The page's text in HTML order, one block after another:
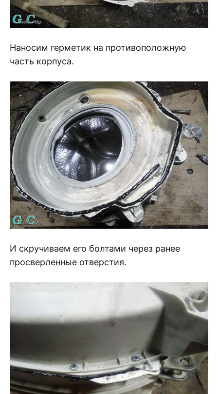
Наносим герметик на противоположную
часть корпуса.
И скручиваем его болтами через ранее
просверленные отверстия.